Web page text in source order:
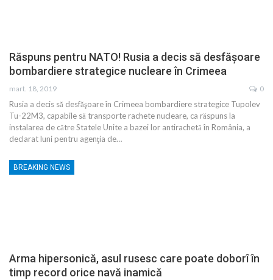
Răspuns pentru NATO! Rusia a decis să desfăşoare
bombardiere strategice nucleare în Crimeea
mart. 18, 2019 0
Rusia a decis să desfăşoare în Crimeea bombardiere strategice Tupolev
Tu-22M3, capabile să transporte rachete nucleare, ca răspuns la
instalarea de către Statele Unite a bazei lor antirachetă în România, a
declarat luni pentru agenţia de…
BREAKING NEWS
Arma hipersonică, asul rusesc care poate doborî în
timp record orice navă inamică